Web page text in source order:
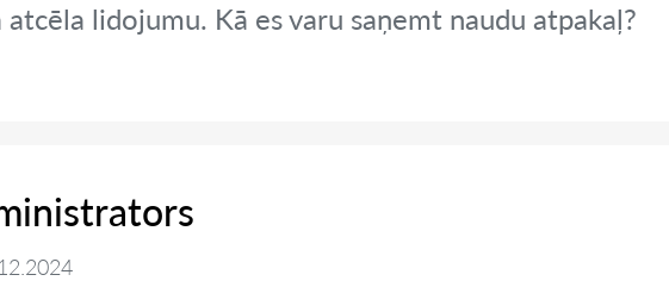
lidojumu. Kā es varu saņemt naudu atpakaļ?